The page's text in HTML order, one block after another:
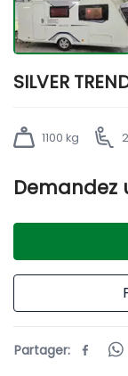
SILVER
1100 kg 2
Demandez
Partager: